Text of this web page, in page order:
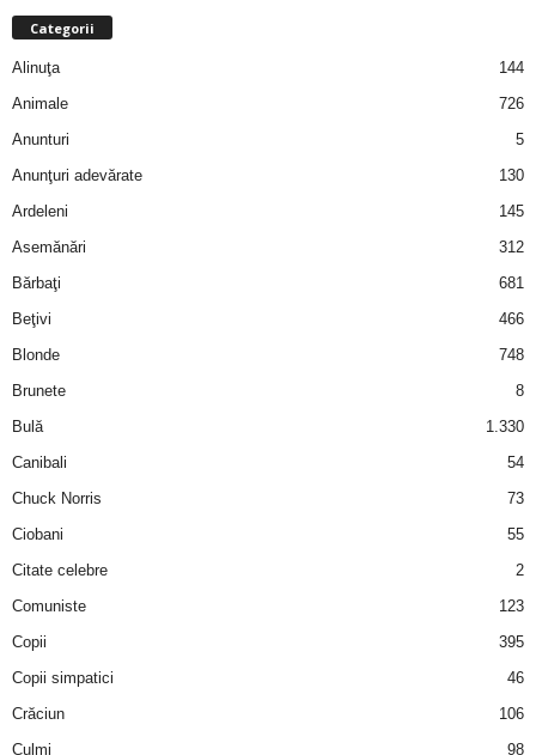
Categorii
Alinuţa
144
Animale
726
Anunturi
5
Anunţuri adevărate
130
Ardeleni
145
Asemănări
312
Bărbaţi
681
Beţivi
466
Blonde
748
Brunete
8
Bulă
1.330
Canibali
54
Chuck Norris
73
Ciobani
55
Citate celebre
2
Comuniste
123
Copii
395
Copii simpatici
46
Crăciun
106
Culmi
98